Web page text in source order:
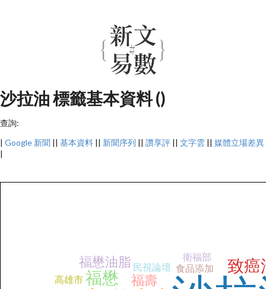
沙拉油 標籤基本資料 ()
查詢:
| Google 新聞 || 基本資料 || 新聞序列 || 讚享評 || 文字雲 || 媒體立場差異
|
福懋
致癌
福壽
福懋油脂 食品添加
衛福部
高雄市
民視論壇